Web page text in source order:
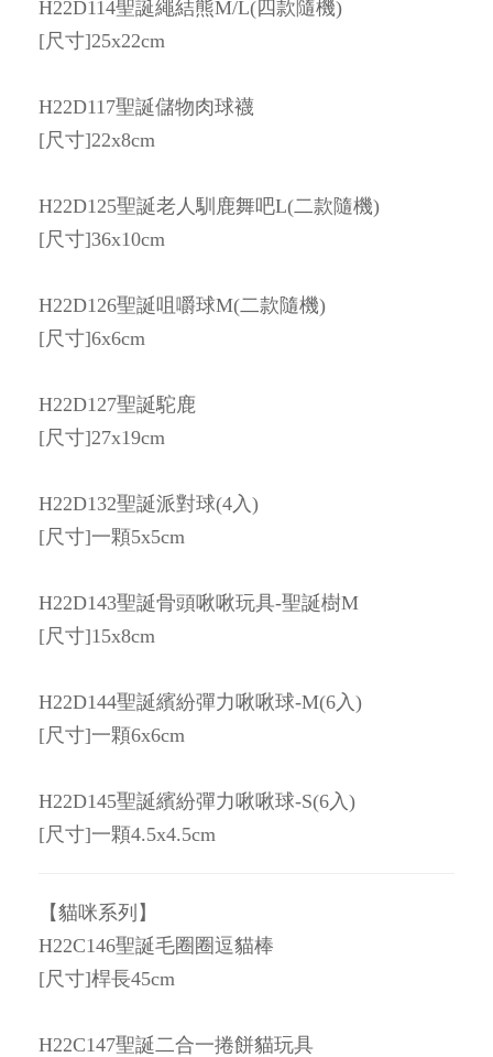
H22D114聖誕繩結熊M/L(四款隨機)
[尺寸]25x22cm
H22D117聖誕儲物肉球襪
[尺寸]22x8cm
H22D125聖誕老人馴鹿舞吧L(二款隨機)
[尺寸]36x10cm
H22D126聖誕咀嚼球M(二款隨機)
[尺寸]6x6cm
H22D127聖誕駝鹿
[尺寸]27x19cm
H22D132聖誕派對球(4入)
[尺寸]一顆5x5cm
H22D143聖誕骨頭啾啾玩具-聖誕樹M
[尺寸]15x8cm
H22D144聖誕繽紛彈力啾啾球-M(6入)
[尺寸]一顆6x6cm
H22D145聖誕繽紛彈力啾啾球-S(6入)
[尺寸]一顆4.5x4.5cm
【貓咪系列】
H22C146聖誕毛圈圈逗貓棒
[尺寸]桿長45cm
H22C147聖誕二合一捲餅貓玩具